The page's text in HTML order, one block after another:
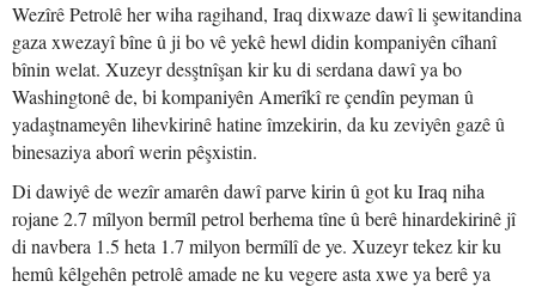
Wezîrê Petrolê her wiha ragihand, Iraq dixwaze dawî li şewitandina
gaza xwezayî bîne û ji bo vê yekê hewl didin kompaniyên cîhanî
bînin welat. Xuzeyr desştnîşan kir ku di serdana dawî ya bo
Washingtonê de, bi kompaniyên Amerîkî re çendîn peyman û
yadaştnameyên lihevkirinê hatine îmzekirin, da ku zeviyên gazê û
binesaziya aborî werin pêşxistin.
Di dawiyê de wezîr amarên dawî parve kirin û got ku Iraq niha
rojane 2.7 mîlyon bermîl petrol berhema tîne û berê hinardekirinê jî
di navbera 1.5 heta 1.7 milyon bermîlî de ye. Xuzeyr tekez kir ku
hemû kêlgehên petrolê amade ne ku vegere asta xwe ya berê ya